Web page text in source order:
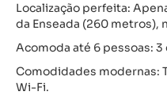
Localização perfeita:
da Enseada (260 metros),
Acomoda até 6 pessoas: 3
Comodidades modernas:
Wi-Fi.